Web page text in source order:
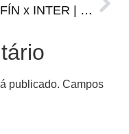
DELFÍN x INTER | Onde assistir, horário e escalações
publicado. Campos